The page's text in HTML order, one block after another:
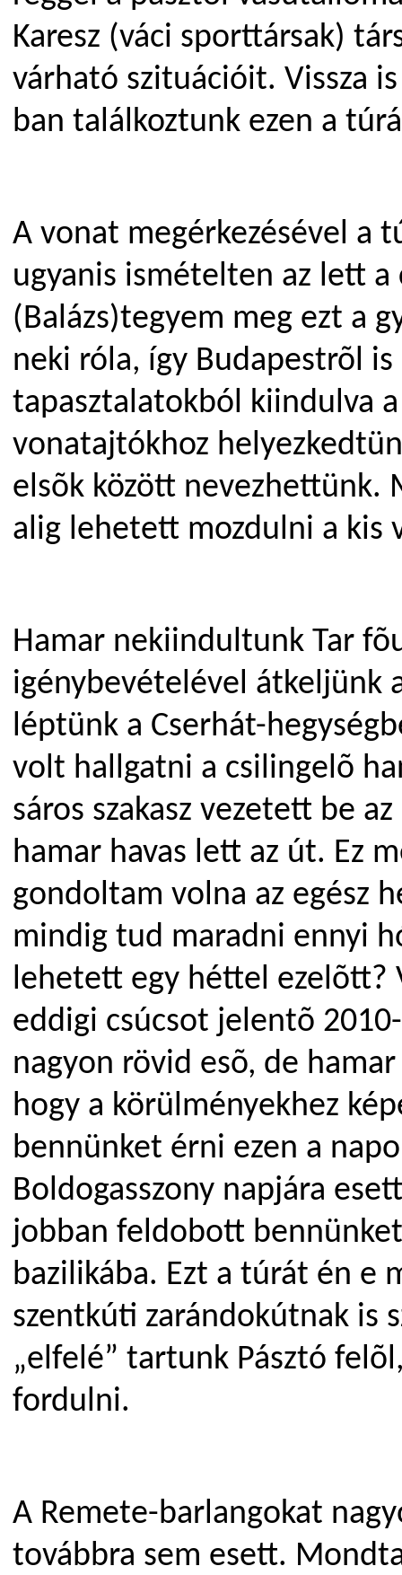
Karesz (váci sporttársak)
várható szituációit. Vissza
ban találkoztunk ezen a
A vonat megérkezésével a
ugyanis ismételten az lett
(Balázs)tegyem meg ezt a
neki róla, így Budapestrõl
tapasztalatokból kiindulva
vonatajtókhoz
elsõk között
alig lehetett mozdulni a kis
Hamar nekiindultunk Tar
igénybevételével átkeljünk
léptünk a Cserhát-
volt hallgatni a csilingelõ
sáros szakasz vezetett be
hamar havas lett az út. Ez
gondoltam volna az egész
mindig tud maradni ennyi
lehetett egy héttel ezelõtt?
eddigi csúcsot jelentõ
nagyon rövid esõ, de
hogy a körülményekhez
bennünket érni ezen a
Boldogasszony napjára
jobban feldobott
bazilikába. Ezt a túrát én e
szentkúti zarándokútnak is
„elfelé” tartunk Pásztó
fordulni.
A Remete-barlangokat
továbbra sem esett.